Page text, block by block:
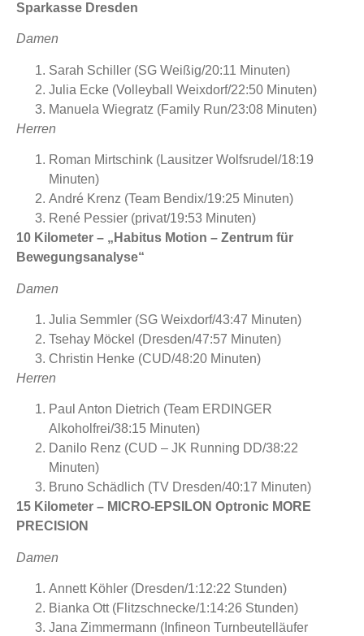
Sparkasse Dresden
Damen
Sarah Schiller (SG Weißig/20:11 Minuten)
Julia Ecke (Volleyball Weixdorf/22:50 Minuten)
Manuela Wiegratz (Family Run/23:08 Minuten)
Herren
Roman Mirtschink (Lausitzer Wolfsrudel/18:19
Minuten)
André Krenz (Team Bendix/19:25 Minuten)
René Pessier (privat/19:53 Minuten)
10 Kilometer – „Habitus Motion – Zentrum für
Bewegungsanalyse“
Damen
Julia Semmler (SG Weixdorf/43:47 Minuten)
Tsehay Möckel (Dresden/47:57 Minuten)
Christin Henke (CUD/48:20 Minuten)
Herren
Paul Anton Dietrich (Team ERDINGER
Alkoholfrei/38:15 Minuten)
Danilo Renz (CUD – JK Running DD/38:22
Minuten)
Bruno Schädlich (TV Dresden/40:17 Minuten)
15 Kilometer – MICRO-EPSILON Optronic MORE
PRECISION
Damen
Annett Köhler (Dresden/1:12:22 Stunden)
Bianka Ott (Flitzschnecke/1:14:26 Stunden)
Jana Zimmermann (Infineon Turnbeutelläufer